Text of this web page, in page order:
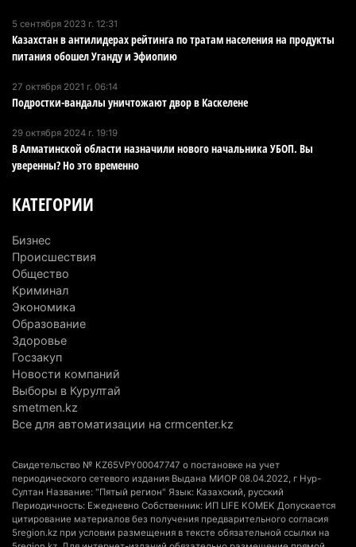
Проезд по БАКАД резко подорожал: в
Алматинской области начали действовать новые
6 августа 2026 г. 14:36
Сильнейшие дзюдоисты мира приехали на
сборы в Алматинскую область
6 августа 2026 г. 12:12
Первый раз с ИИ в первый класс: казахстанских
интеллекту
6 августа 2026 г. 10:47
Казахстанцы назвали доход, при котором не
считают себя бедными
6 августа 2026 г. 09:52
Пожар в Аксайском ущелье под Алматы
полностью ликвидирован спустя три дня
6 августа 2026 г. 08:51
в Алматинской области
5 августа 2026 г. 17:06
Казахстан стал лидером Центральной Азии в
5 сентября 2023 г. 12:31
Казахстан в антилидерах рейтинга по тратам населения на продукты
питания обошел Уганду и Эфиопию
27 октября 2021 г. 06:14
Подростки-вандалы уничтожают двор в Каскелене
29 октября 2024 г. 19:19
В Алматинской области назначили нового начальника УБОП. Вы
уверенны? Но это временно
КАТЕГОРИИ
Бизнес
Происшествия
Общество
Криминал
Экономика
Образование
Здоровье
Госзакуп
Новости компаний
Выборы в Курултай
smetmen.kz
Все для автоматизации на crmcenter.kz
Свидетельство № KZ65VPY00047747 о постановке на учет
периодического сетевого издания Выдана МИОР 08.04.2022, г Нур-
Султан Название: "Пятый регион" Язык: Казахский, русский
Периодичность: Ежедневно Собственник: ИП LIFE KOMEK Допускается
цитирование материалов без получения предварительного согласия
5region.kz при условии размещения в тексте обязательной ссылки на